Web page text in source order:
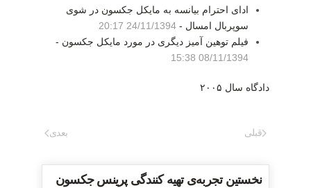
ادای احترام بیانسه به مایکل جکسون در شوی
سوپربال امسال - 24/11/1394 20:17
فیلم توهین آمیز دیگری در مورد مایکل جکسون -
08/11/1394 15:38
دادگاه سال ۲۰۰۵
قبلی بعدی
نخستین تجربه‌ی تهیه کنندگی پرینس جکسون